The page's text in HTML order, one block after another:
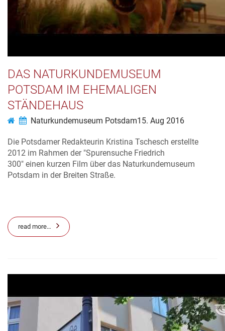
DAS NATURKUNDEMUSEUM
POTSDAM IM EHEMALIGEN
STÄNDEHAUS
Naturkundemuseum Potsdam15. Aug 2016
Die Potsdamer Redakteurin Kristina Tschesch erstellte
2012 im Rahmen der "Spurensuche Friedrich
300" einen kurzen Film über das Naturkundemuseum
Potsdam in der Breiten Straße.
read more…